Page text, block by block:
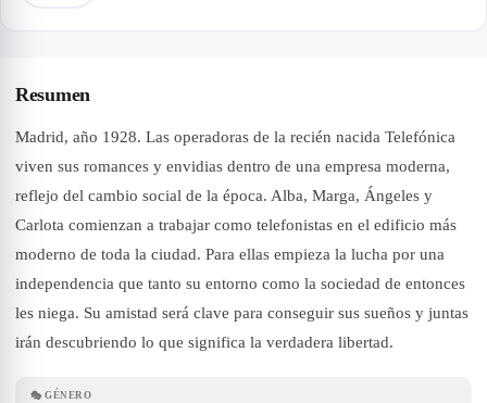
Resumen
Madrid, año 1928. Las operadoras de la recién nacida Telefónica
viven sus romances y envidias dentro de una empresa moderna,
reflejo del cambio social de la época. Alba, Marga, Ángeles y
Carlota comienzan a trabajar como telefonistas en el edificio más
moderno de toda la ciudad. Para ellas empieza la lucha por una
independencia que tanto su entorno como la sociedad de entonces
les niega. Su amistad será clave para conseguir sus sueños y juntas
irán descubriendo lo que significa la verdadera libertad.
🎭 GÉNERO